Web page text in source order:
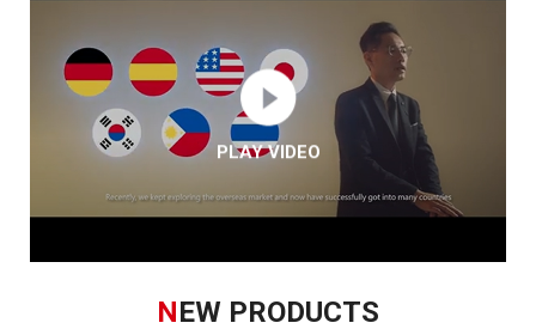
PLAY VIDEO
NEW PRODUCTS